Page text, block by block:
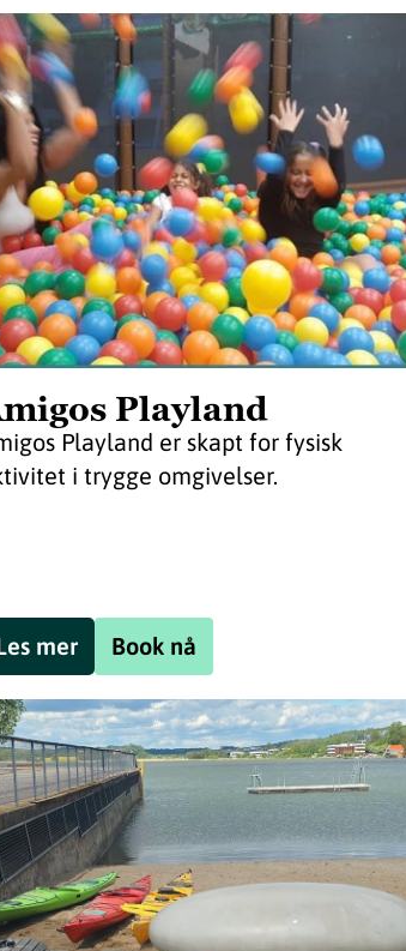
Playland
Playland er skapt for fysisk
i trygge omgivelser.
Book nå
mer